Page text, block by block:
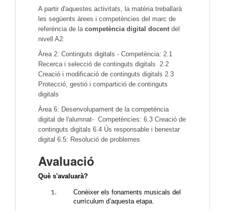
A partir d'aquestes activitats, la matèria treballarà
les següents àrees i competències del marc de
referència de la competència digital docentdel
nivell A2:
Àrea 2: Continguts digitals - Competència: 2.1
Recerca i selecció de continguts digitals 2.2
Creació i modificació de continguts digitals 2.3
Protecció, gestió i compartició de continguts
digitals
Àrea 6: Desenvolupament de la competència
digital de l'alumnat- Competències: 6.3 Creació de
continguts digitals 6.4 Ús responsable i benestar
digital 6.5: Resolució de problemes
Avaluació
Què s'avaluarà?
Conèixer els fonaments musicals del
currículum d’aquesta etapa.